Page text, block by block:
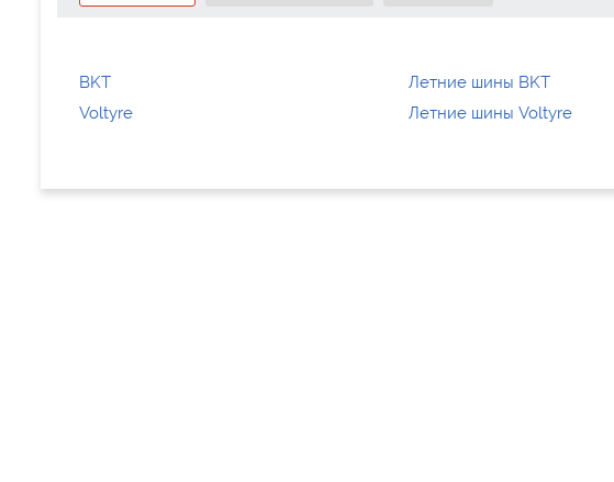
BKT Летние шины BKT
Voltyre
Летние шины Voltyre